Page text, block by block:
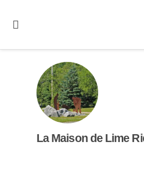
La Maison de Lime